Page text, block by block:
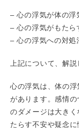
– 心の浮気が体の浮
– 心の浮気がもたら
– 心の浮気への対処
上記について、解説
心の浮気は、体の
があります。感情
のダメージは大き
たらす不安や疑念に